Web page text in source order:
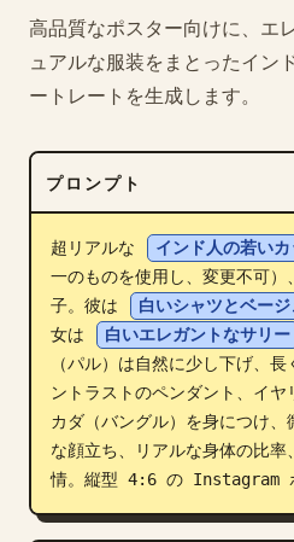
プロンプト
ダウンロード
ブログ
更新情報
高品質なポスター向けに、エ
ュアルな服装をまとったイン
ートレートを生成します。
プロンプト
超リアルな インド人の若い
一のものを使用し、変更不可）
子。彼は
白いシャツとベー
女は
白いエレガントなサリー
（パル）は自然に少し下げ、
ントラストのペンダント、イ
カダ（バングル）を身につけ、
な顔立ち、リアルな身体の比率
情。縦型 4:6 の Instagram ポ